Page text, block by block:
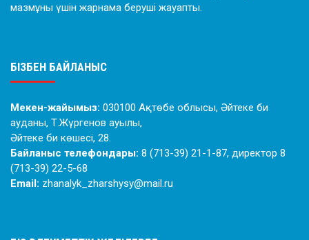
мазмұны үшін жарнама беруші жауапты.
БІЗБЕН БАЙЛАНЫС
Мекен-жайымыз: 030100 Ақтөбе облысы, Әйтеке би
ауданы, Т.Жүргенов ауылы,
Әйтеке би көшесі, 28.
Байланыс телефондары: 8 (713-39) 21-1-87, директор 8
(713-39) 22-5-68
Email: zhanalyk_zharshysy@mail.ru